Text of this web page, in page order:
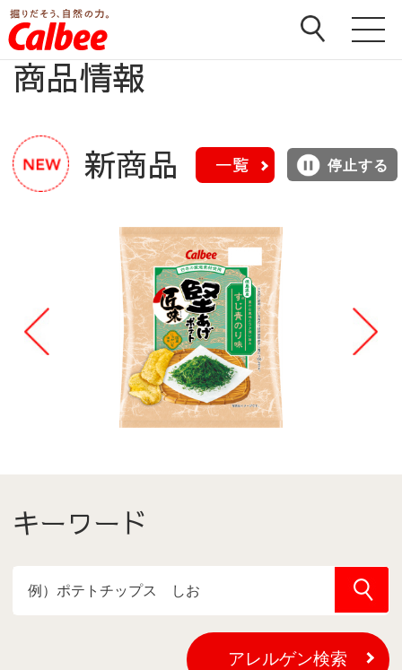
ホーム > 商品
商品情報
新商品 一覧 停止する
Pr
ev
io
us
N
ex
t
キーワード
アレルゲン検索 (別ウ